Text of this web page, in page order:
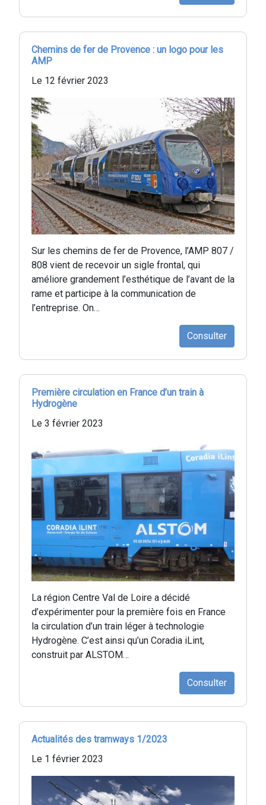
Chemins de fer de Provence : un logo pour les
AMP
Le 12 février 2023
Sur les chemins de fer de Provence, l’AMP 807 /
808 vient de recevoir un sigle frontal, qui
améliore grandement l’esthétique de l’avant de la
rame et participe à la communication de
l’entreprise. On…
Consulter
Première circulation en France d’un train à
Hydrogène
Le 3 février 2023
La région Centre Val de Loire a décidé
d’expérimenter pour la première fois en France
la circulation d’un train léger à technologie
Hydrogène. C’est ainsi qu’un Coradia iLint,
construit par ALSTOM…
Consulter
Actualités des tramways 1/2023
Le 1 février 2023